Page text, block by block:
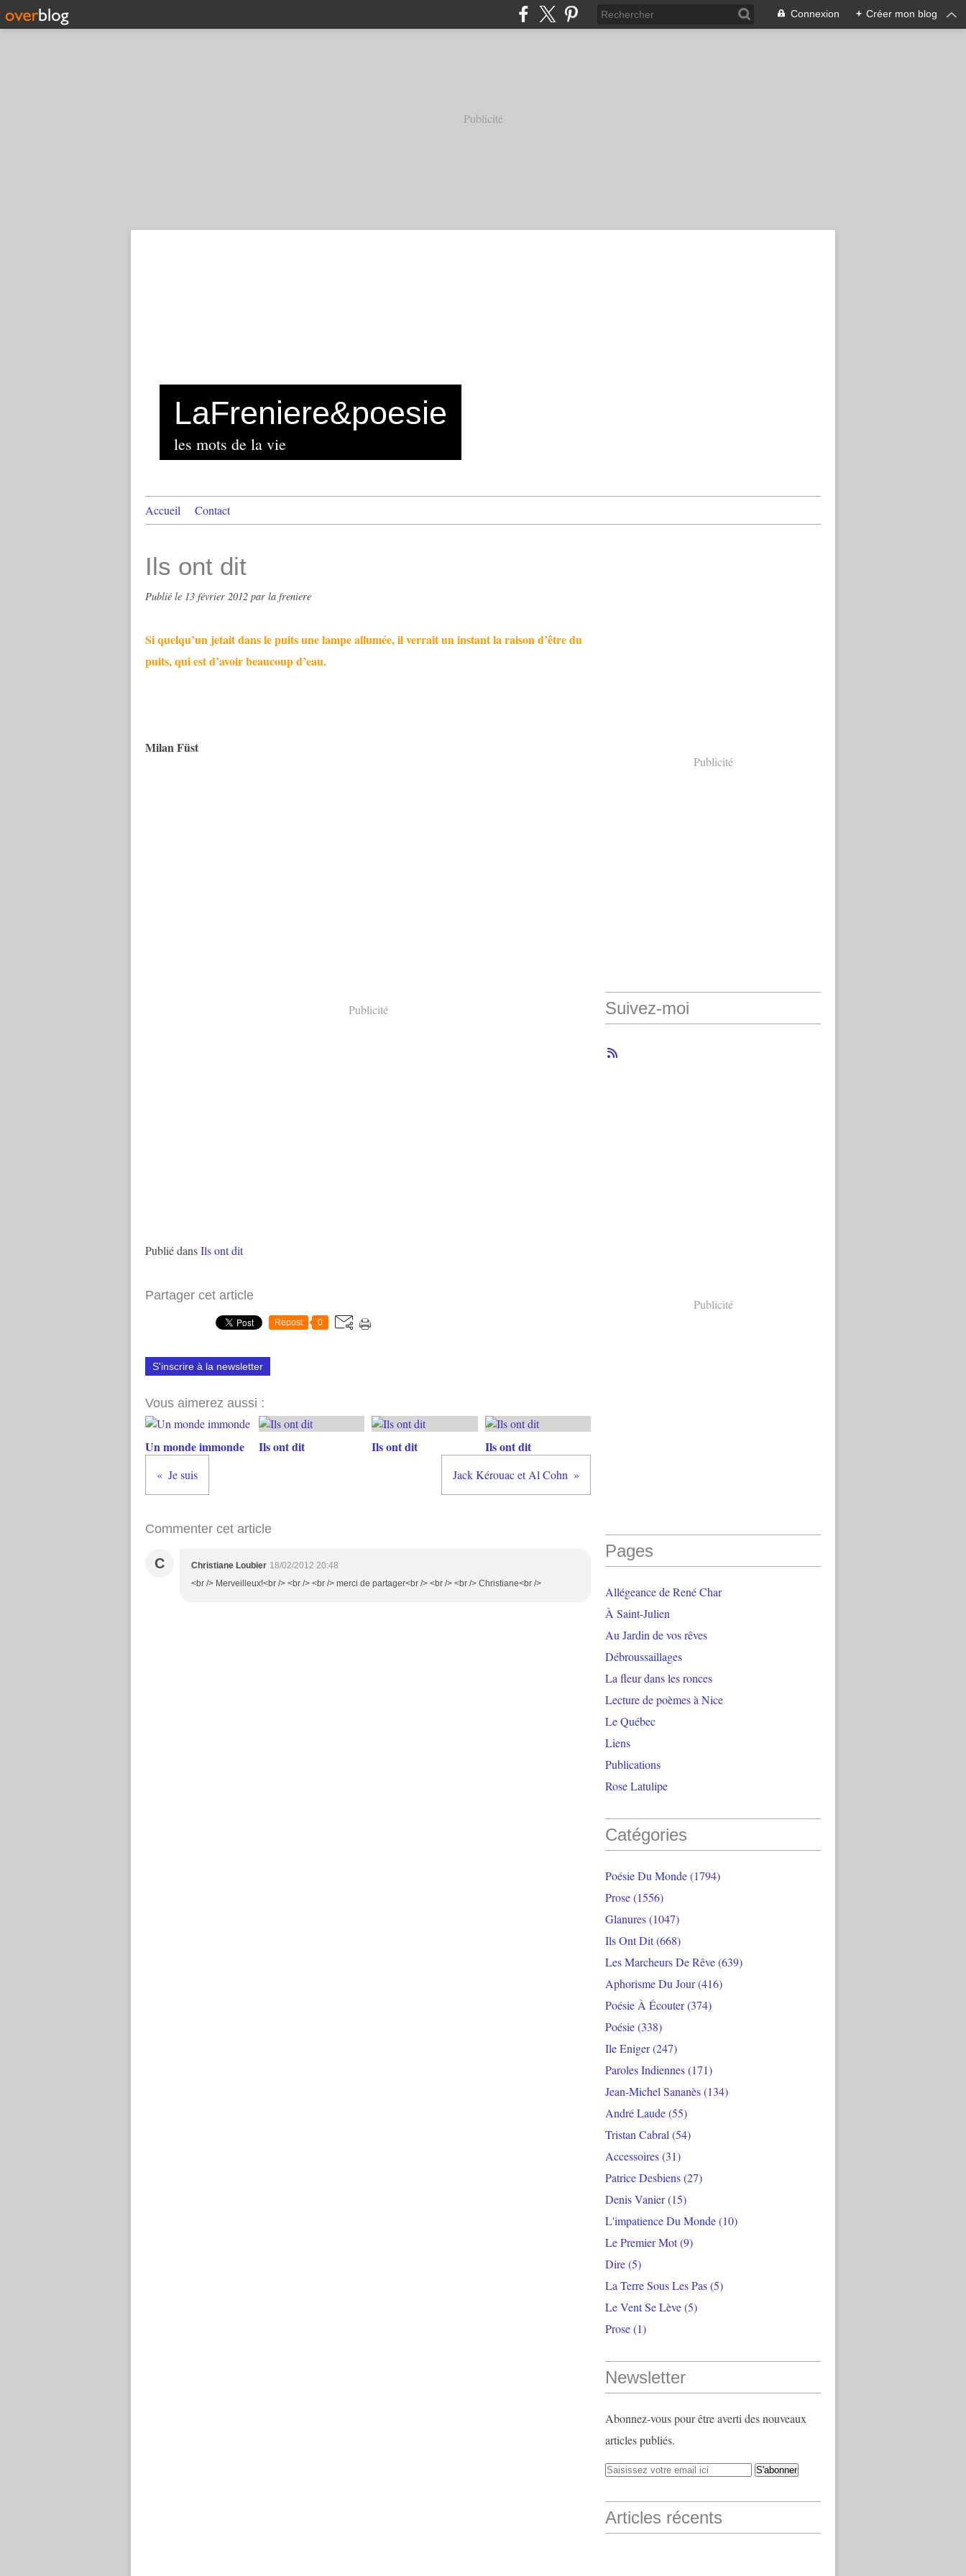
Connexion + Créer mon blog
Publicité
LaFreniere&poesie
les mots de la vie
Accueil Contact
Ils ont dit
Publié le 13 février 2012 par la freniere
Si quelqu’un jetait dans le puits une lampe allumée, il verrait un instant la raison d’être du
puits, qui est d’avoir beaucoup d’eau.
Milan Füst
Publicité
Publié dansIls ont dit
Partager cet article
Repost 0
S'inscrire à la newsletter
Vous aimerez aussi :
Un monde immonde Ils ont dit Ils ont dit Ils ont dit
Je suis Jack Kérouac et Al Cohn
Commenter cet article
C Christiane Loubier 18/02/2012 20:48
<br /> Merveilleux!<br /> <br /> <br /> merci de partager<br /> <br /> <br /> Christiane<br />
Publicité
Suivez-moi
Publicité
Pages
Allégeance de René Char
À Saint-Julien
Au Jardin de vos rêves
Débroussaillages
La fleur dans les ronces
Lecture de poèmes à Nice
Le Québec
Liens
Publications
Rose Latulipe
Catégories
Poésie Du Monde(1794)
Prose(1556)
Glanures(1047)
Ils Ont Dit(668)
Les Marcheurs De Rêve(639)
Aphorisme Du Jour(416)
Poésie À Écouter(374)
Poésie(338)
Ile Eniger(247)
Paroles Indiennes(171)
Jean-Michel Sananès(134)
André Laude(55)
Tristan Cabral (54)
Accessoires(31)
Patrice Desbiens(27)
Denis Vanier(15)
L'impatience Du Monde(10)
Le Premier Mot(9)
Dire(5)
La Terre Sous Les Pas(5)
Le Vent Se Lève(5)
Prose(1)
Newsletter
Abonnez-vous pour être averti des nouveaux
articles publiés.
Articles récents